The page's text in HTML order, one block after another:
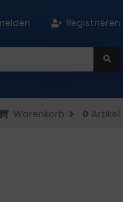
Registrieren
Warenkorb 0 Artikel